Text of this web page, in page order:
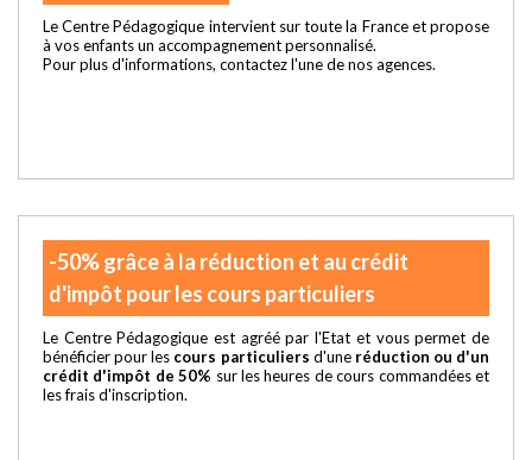
Le Centre Pédagogique intervient sur toute la France et propose
à vos enfants un accompagnement personnalisé.
Pour plus d'informations, contactez l'une de nos agences.
-50% grâce à la réduction et au crédit
d'impôt pour les cours particuliers
Le Centre Pédagogique est agréé par l'Etat et vous permet de
bénéficier pour les cours particuliers d'une réduction ou d'un
crédit d'impôt de 50% sur les heures de cours commandées et
les frais d'inscription.